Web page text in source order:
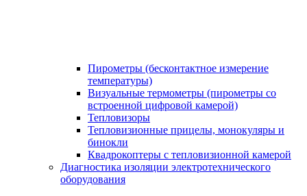
Пирометры (бесконтактное измерение
температуры)
Визуальные термометры (пирометры со
встроенной цифровой камерой)
Тепловизоры
Тепловизионные прицелы, монокуляры и
бинокли
Квадрокоптеры с тепловизионной камерой
Диагностика изоляции электротехнического
оборудования